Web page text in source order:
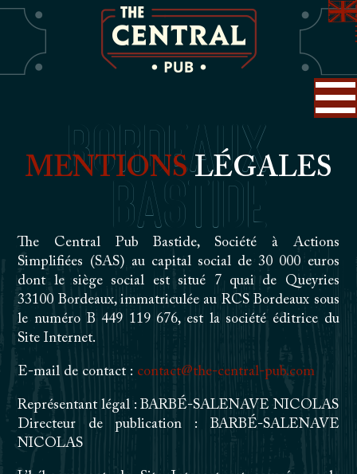
MENTIONSLÉGALES
Bordeaux
Bastide
The Central Pub Bastide, Société à Actions
Simplifiées (SAS) au capital social de 30 000 euros
dont le siège social est situé 7 quai de Queyries
33100 Bordeaux, immatriculée au RCS Bordeaux sous
le numéro B 449 119 676, est la société éditrice du
Site Internet.
E-mail de contact : contact@the-central-pub.com
Représentant légal : BARBÉ-SALENAVE NICOLAS
Directeur de publication : BARBÉ-SALENAVE
NICOLAS